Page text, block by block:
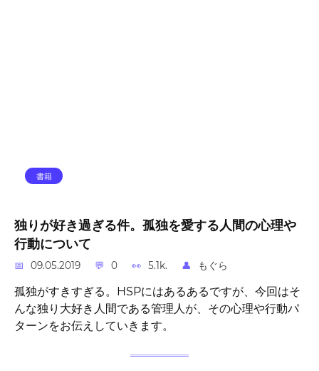
書籍
独りが好き過ぎる件。孤独を愛する人間の心理や
行動について
09.05.2019 0 5.1k. もぐら
孤独がすきすぎる。HSPにはあるあるですが、今回はそ
んな独り大好き人間である管理人が、その心理や行動パ
ターンをお伝えしていきます。